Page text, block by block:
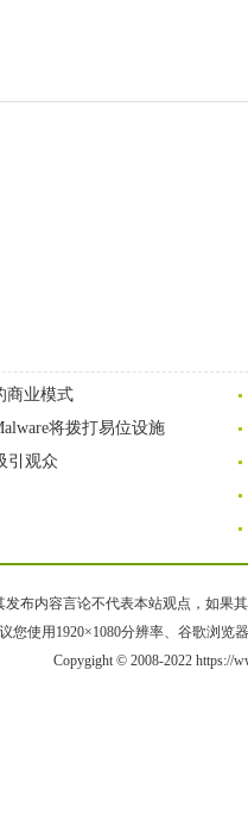
商业模式
将拨打易位设施
引观众
发布内容言论不代表本站观点，如果
您使用1920×1080分辨率、谷歌浏览
Copygight © 2008-2022 https://